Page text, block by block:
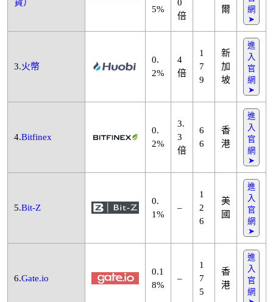
貨）
5%
0
倍
爾
網
➤
3.火幣
0.
2%
4
倍
1
7
9
新
加
坡
進
入
官
網
➤
4.Bitfinex
0.
2%
3.
3
倍
6
6
香
港
進
入
官
網
➤
5.Bit-Z
0.
1%
–
1
2
6
美
國
進
入
官
網
➤
6.Gate.io
0.1
8%
–
1
7
5
香
港
進
入
官
網